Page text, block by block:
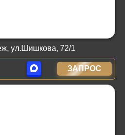
ул.Шишкова, 72/1
ЗАПРОС